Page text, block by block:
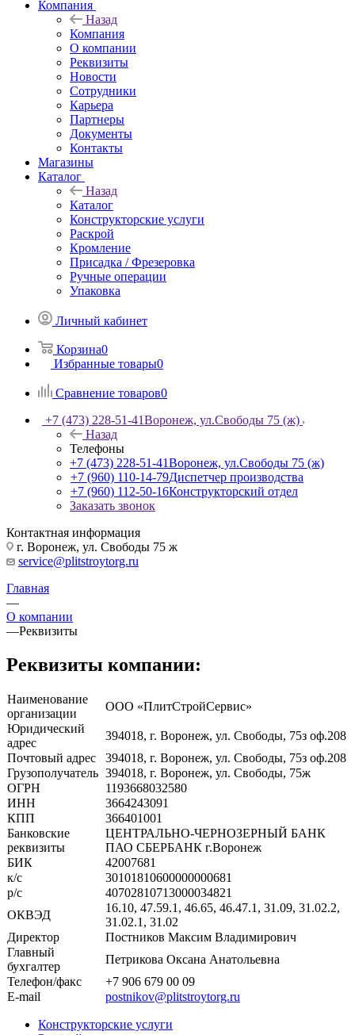
Компания
Назад
Компания
О компании
Реквизиты
Новости
Сотрудники
Карьера
Партнеры
Документы
Контакты
Магазины
Каталог
Назад
Каталог
Конструкторские услуги
Раскрой
Кромление
Присадка / Фрезеровка
Ручные операции
Упаковка
Личный кабинет
Корзина0
Избранные товары0
Сравнение товаров0
+7 (473) 228-51-41Воронеж, ул.Свободы 75 (ж)
Назад
Телефоны
+7 (473) 228-51-41Воронеж, ул.Свободы 75 (ж)
+7 (960) 110-14-79Диспетчер производства
+7 (960) 112-50-16Конструкторский отдел
Заказать звонок
Контактная информация
г. Воронеж, ул. Свободы 75 ж
service@plitstroytorg.ru
Главная
—
О компании
—Реквизиты
Реквизиты компании:
Наименование
организации
ООО «ПлитСтройСервис»
Юридический
адрес
394018, г. Воронеж, ул. Свободы, 75з оф.208
Почтовый адрес
394018, г. Воронеж, ул. Свободы, 75з оф.208
Грузополучатель 394018, г. Воронеж, ул. Свободы, 75ж
ОГРН
1193668032580
ИНН
3664243091
КПП
366401001
Банковские
реквизиты
ЦЕНТРАЛЬНО-ЧЕРНОЗЕРНЫЙ БАНК
ПАО СБЕРБАНК г.Воронеж
БИК
42007681
к/c
30101810600000000681
р/c
40702810713000034821
ОКВЭД
16.10, 47.59.1, 46.65, 46.47.1, 31.09, 31.02.2,
31.02.1, 31.02
Директор
Постников Максим Владимирович
Главный
бухгалтер
Петрикова Оксана Анатольевна
Телефон/факс
+7 906 679 00 09
E-mail
postnikov@plitstroytorg.ru
Конструкторские услуги